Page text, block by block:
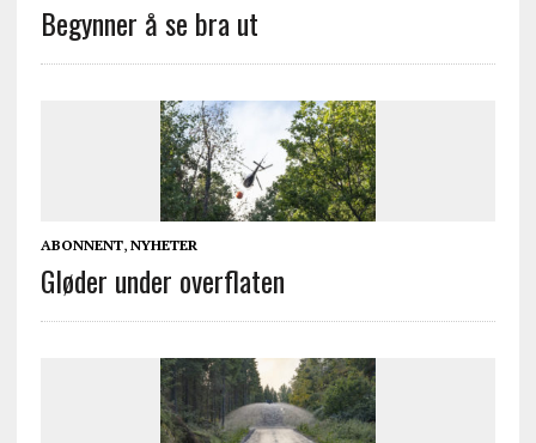
Begynner å se bra ut
ABONNENT, NYHETER
Gløder under overflaten